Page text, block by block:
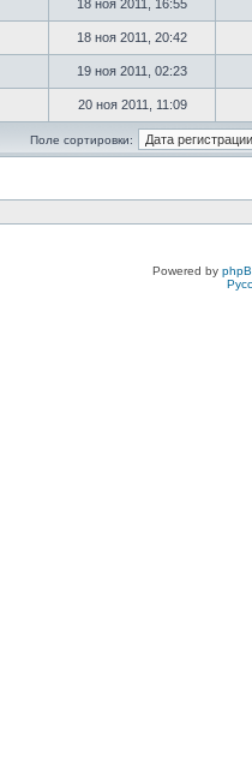
18 ноя 2011, 16:55
18 ноя 2011, 20:42
19 ноя 2011, 02:23
20 ноя 2011, 11:09
Поле сортировки:
Powered by